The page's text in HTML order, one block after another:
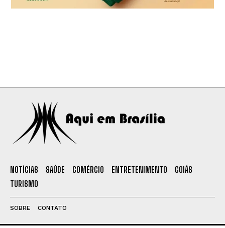
NOTÍCIAS SAÚDE COMÉRCIO ENTRETENIMENTO
GOIÁS
TURISMO
SOBRE CONTATO